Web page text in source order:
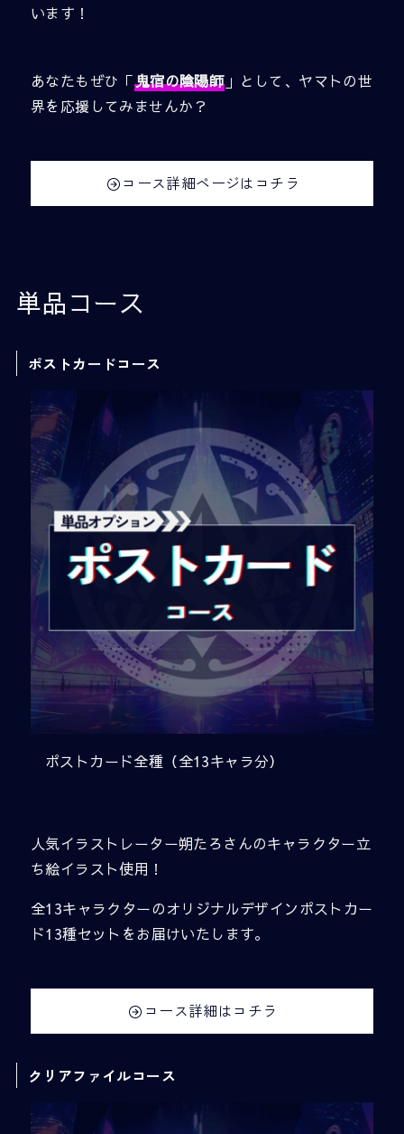
います！
あなたもぜひ「鬼宿の陰陽師 」として、ヤマトの世
界を応援してみませんか？
コース詳細ページはコチラ
単品コース
ポストカードコース
ポストカード全種（全13キャラ分）
人気イラストレーター朔たろさんのキャラクター立
ち絵イラスト使用！
全13キャラクターのオリジナルデザインポストカー
ド13種セットをお届けいたします。
コース詳細はコチラ
クリアファイルコース